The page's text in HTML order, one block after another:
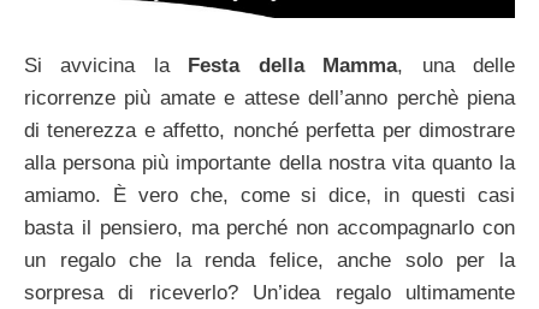
Si avvicina la Festa della Mamma, una delle
ricorrenze più amate e attese dell’anno perchè piena
di tenerezza e affetto, nonché perfetta per dimostrare
alla persona più importante della nostra vita quanto la
amiamo. È vero che, come si dice, in questi casi
basta il pensiero, ma perché non accompagnarlo con
un regalo che la renda felice, anche solo per la
sorpresa di riceverlo? Un’idea regalo ultimamente